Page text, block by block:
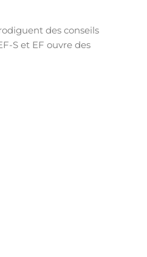
des conseils
S et EF ouvre des